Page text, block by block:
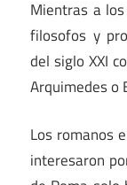
Mientras a
filosofos y
del siglo XXI
Arquimedes o
Los romanos
interesaron